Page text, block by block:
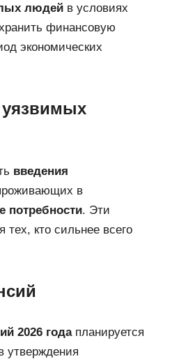
людей в условиях
финансовую
экономических
введения
в
потребности. Эти
кто сильнее всего
2026 годапланируется
утверждения